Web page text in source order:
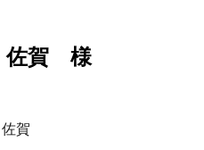
佐賀 様
賀